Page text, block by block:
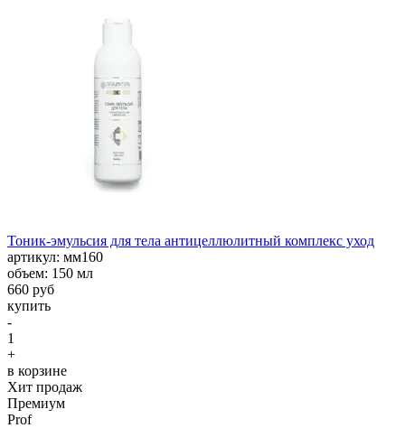
Тоник-эмульсия для тела антицеллюлитный комплекс уход
aртикул: мм160
объем: 150 мл
660 руб
купить
-
1
+
в корзине
Хит продаж
Премиум
Prof